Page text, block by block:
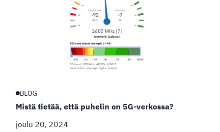
BLOG
Mistä tietää, että puhelin on 5G-verkossa?
joulu 20, 2024